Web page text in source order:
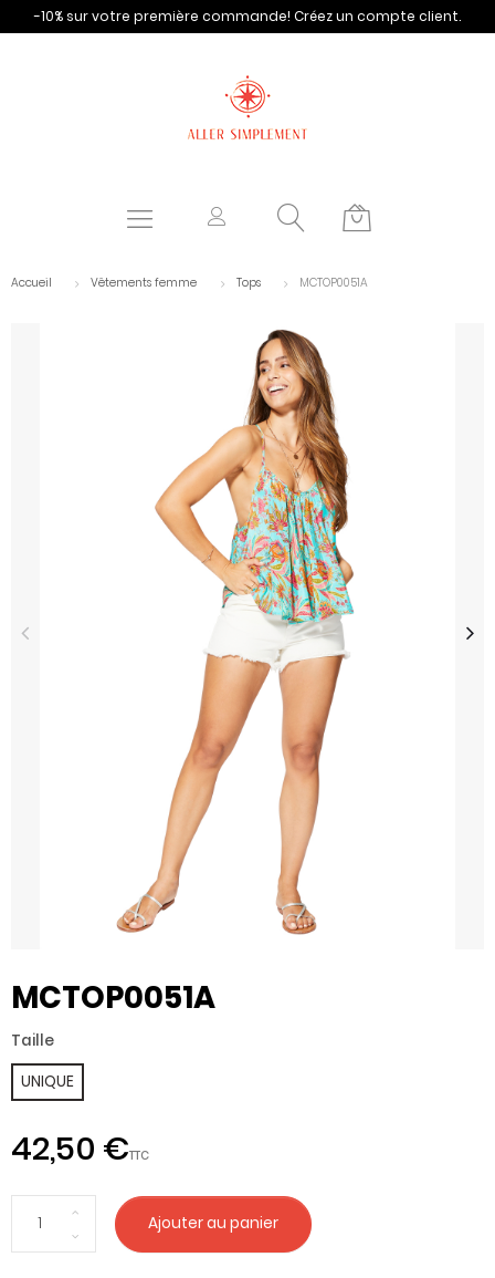
-10% sur votre première commande! Créez un compte client.
Accueil Vêtements femme Tops MCTOP0051A
MCTOP0051A
Taille
UNIQUE
42,50 €TTC
Ajouter au panier